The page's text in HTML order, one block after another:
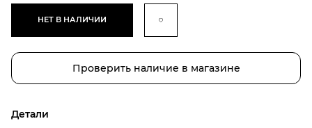
НЕТ В НАЛИЧИИ
Проверить наличие в магазине
Детали